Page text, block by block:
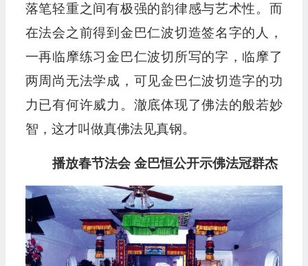
落笔轻重之间有极强的韵律感与艺术性。而
在法会之前得到金巴仁波切造签名字的人，
一再临摩练习金巴仁波切所写的字，临摩了
两周尚无法学成，可见金巴仁波切造字的功
力已有何许威力。澈底体现了佛法的般若妙
智，这才叫做真佛法见真钢。
播放春节法会 金巴恒公开示佛法冠群杰